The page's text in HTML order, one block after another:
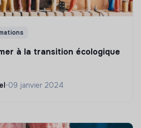
à la transition écologique
•09 janvier 2024